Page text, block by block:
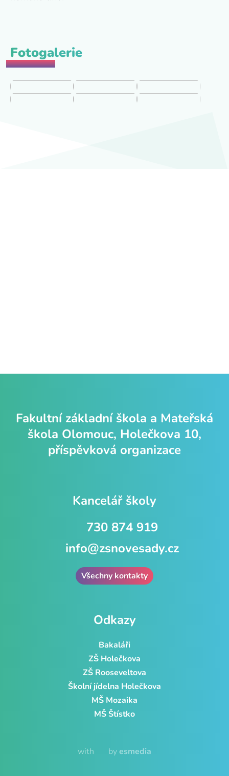
Fotogalerie
Fakultní základní škola a Mateřská
škola Olomouc, Holečkova 10,
příspěvková organizace
Kancelář školy
730 874 919
info@zsnovesady.cz
Všechny kontakty
Odkazy
Bakaláři
ZŠ Holečkova
ZŠ Rooseveltova
Školní jídelna Holečkova
MŠ Mozaika
MŠ Štístko
with byesmedia